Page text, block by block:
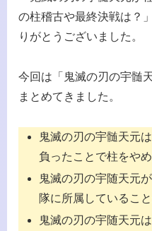
の柱稽古や最終決戦は？
りがとうございました。
今回は「鬼滅の刃の宇髄
まとめてきました。
鬼滅の刃の宇髄天元
負ったことで柱をや
鬼滅の刃の宇随天元
隊に所属していること
鬼滅の刃の宇随天元